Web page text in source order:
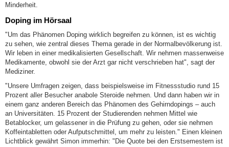
Minderheit.
Doping im Hörsaal
"Um das Phänomen Doping wirklich begreifen zu können, ist es wichtig
zu sehen, wie zentral dieses Thema gerade in der Normalbevölkerung ist.
Wir leben in einer medikalisierten Gesellschaft. Wir nehmen massenweise
Medikamente, obwohl sie der Arzt gar nicht verschrieben hat", sagt der
Mediziner.
"Unsere Umfragen zeigen, dass beispielsweise im Fitnessstudio rund 15
Prozent aller Besucher anabole Steroide nehmen. Und dann haben wir in
einem ganz anderen Bereich das Phänomen des Gehirndopings – auch
an Universitäten. 15 Prozent der Studierenden nehmen Mittel wie
Betablocker, um gelassener in die Prüfung zu gehen, oder sie nehmen
Koffeintabletten oder Aufputschmittel, um mehr zu leisten." Einen kleinen
Lichtblick gewährt Simon immerhin: "Die Quote bei den Erstsemestern ist